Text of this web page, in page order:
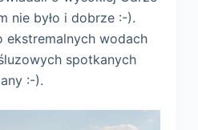
nie było i dobrze :-).
ekstremalnych wodach
spotkanych
:-).